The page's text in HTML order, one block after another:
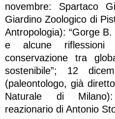
novembre: Spartaco
Giardino Zoologico di
Antropologia): “Gorge
e alcune riflessioni
conservazione tra
sostenibile”; 12
(paleontologo, già
Naturale di Milano):
reazionario di Antonio